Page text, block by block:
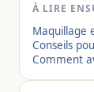
À LIRE
Maquillage
Conseils
Comment